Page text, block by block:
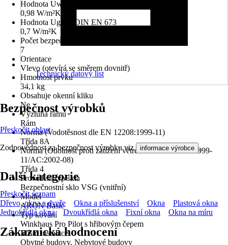
Hodnota Uw dle DIN EN 10077
0,98 W/m²K
Hodnota Ug dle DIN EN 673
0,7 W/m²K
Počet bezpečnostních kotevních plechů
7
Orientace
Vlevo (otevírá se směrem dovnitř)
Hmotnost prvku
34,1 kg
Obsahuje okenní kliku
Ne
Výztuha rámu
Rám
Norma (Vodotěsnost dle EN 12208:1999-11)
Třída 8A
Norma (Odolnost proti zatížení větrem dle EN 12210:1999-
11/AC:2002-08)
Třída 4
Provedení typ skla
Bezpečnostní sklo VSG (vnitřní)
Model
ARON Basic
Typ kování
Winkhaus Pro Pilot s hřibovým čepem
Místo instalace
Obytné budovy, Nebytové budovy
Technický datový list
Bezpečnost výrobků
Přeskočit oblast
Zodpovědnost za bezpečnost výrobku viz informace výrobce .
Další kategorie
Přeskočit seznam
Dřevo, okna a dveře
Okna a příslušenství Okna
Plastová okna
Jednokřídlá okna
Dvoukřídlá okna Fixní okna Okna na míru
Zákaznická hodnocení